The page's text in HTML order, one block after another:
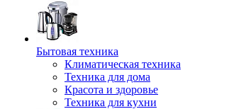
Бытовая техника
Климатическая техника
Техника для дома
Красота и здоровье
Техника для кухни